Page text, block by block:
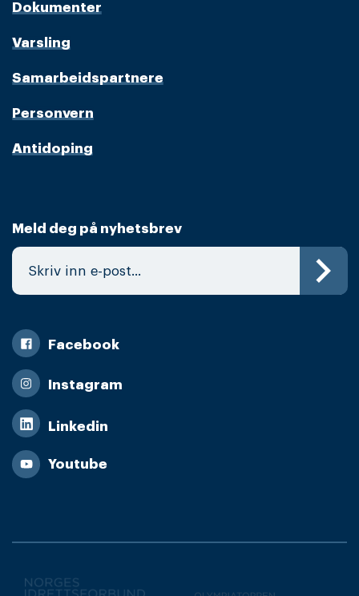
Dokumenter
Varsling
Samarbeidspartnere
Personvern
Antidoping
Meld deg på nyhetsbrev
Facebook
Instagram
Linkedin
Youtube